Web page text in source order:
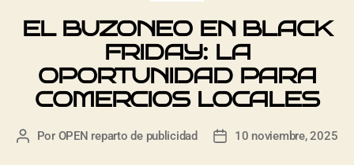
EL BUZONEO EN BLACK
FRIDAY: LA
OPORTUNIDAD PARA
COMERCIOS LOCALES
Por OPEN reparto de publicidad 10 noviembre, 2025